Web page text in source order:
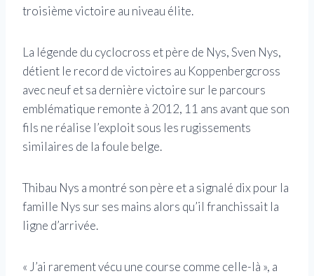
troisième victoire au niveau élite.
La légende du cyclocross et père de Nys, Sven Nys,
détient le record de victoires au Koppenbergcross
avec neuf et sa dernière victoire sur le parcours
emblématique remonte à 2012, 11 ans avant que son
fils ne réalise l’exploit sous les rugissements
similaires de la foule belge.
Thibau Nys a montré son père et a signalé dix pour la
famille Nys sur ses mains alors qu’il franchissait la
ligne d’arrivée.
« J’ai rarement vécu une course comme celle-là », a